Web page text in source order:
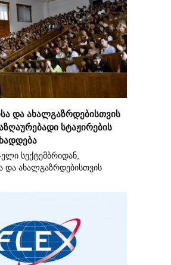
და ახალგაზრდებისთვის
სტაჟირების
სექტემბრიდან,
და ახალგაზრდებისთვის